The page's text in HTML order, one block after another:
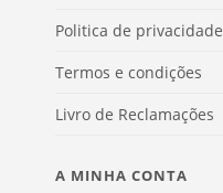
Politica de privacidade
Termos e condições
Livro de Reclamações
A MINHA CONTA